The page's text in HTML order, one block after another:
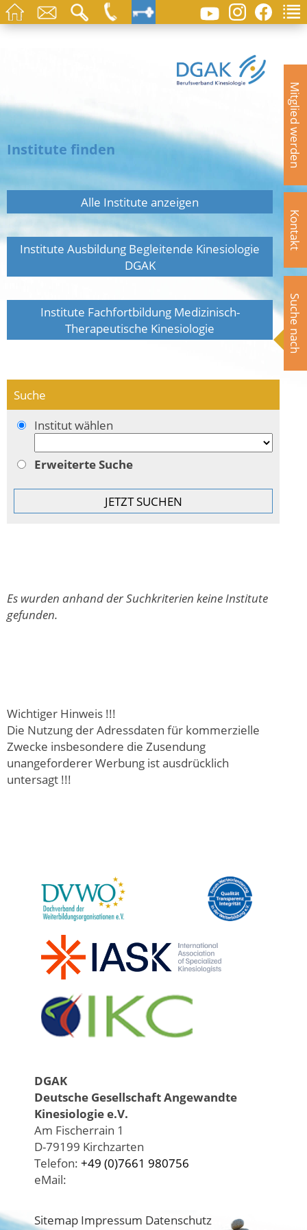
Mitglied werden
Kontakt
Suche nach
Institute finden
Alle Institute anzeigen
Institute Ausbildung Begleitende Kinesiologie
DGAK
Institute Fachfortbildung Medizinisch-
Therapeutische Kinesiologie
Suche
Institut wählen
Erweiterte Suche
Es wurden anhand der Suchkriterien keine Institute
gefunden.
Wichtiger Hinweis !!!
Die Nutzung der Adressdaten für kommerzielle
Zwecke insbesondere die Zusendung
unangeforderer Werbung ist ausdrücklich
untersagt !!!
DGAK
Deutsche Gesellschaft Angewandte
Kinesiologie e.V.
Am Fischerrain 1
D-79199 Kirchzarten
Telefon: +49 (0)7661 980756
eMail:
Sitemap Impressum Datenschutz